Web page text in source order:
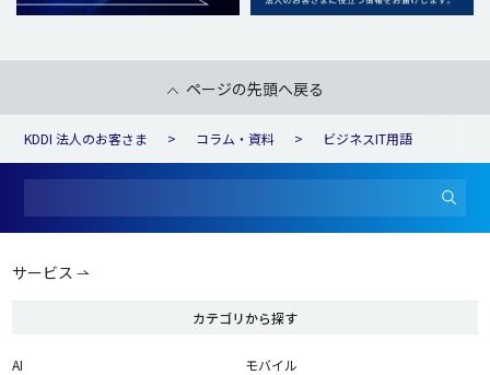
ページの先頭へ戻る
KDDI 法人のお客さま コラム・資料 ビジネスIT用語
サービス
カテゴリから探す
AI
モバイル